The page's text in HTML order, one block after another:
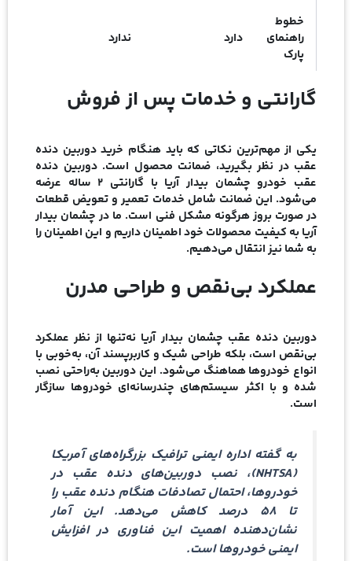
خطوط
راهنمای
پارک
دارد ندارد
گارانتی و خدمات پس از فروش
یکی از مهم‌ترین نکاتی که باید هنگام خرید دوربین دنده
عقب در نظر بگیرید، ضمانت محصول است. دوربین دنده
عقب خودرو چشمان بیدار آریا با گارانتی 2 ساله عرضه
می‌شود. این ضمانت شامل خدمات تعمیر و تعویض قطعات
در صورت بروز هرگونه مشکل فنی است. ما در چشمان بیدار
آریا به کیفیت محصولات خود اطمینان داریم و این اطمینان را
به شما نیز انتقال می‌دهیم.
عملکرد بی‌نقص و طراحی مدرن
دوربین دنده عقب چشمان بیدار آریا نه‌تنها از نظر عملکرد
بی‌نقص است، بلکه طراحی شیک و کاربرپسند آن، به‌خوبی با
انواع خودروها هماهنگ می‌شود. این دوربین به‌راحتی نصب
شده و با اکثر سیستم‌های چندرسانه‌ای خودروها سازگار
است.
به گفتهاداره ایمنی ترافیک بزرگراه‌های آمریکا
(NHTSA)
، نصب دوربین‌های دنده عقب در
خودروها، احتمال تصادفات هنگام دنده عقب را
تا 58 درصد کاهش می‌دهد. این آمار
نشان‌دهنده اهمیت این فناوری در افزایش
ایمنی خودروها است.